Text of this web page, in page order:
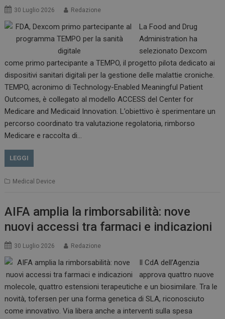
30 Luglio 2026 Redazione
La Food and Drug
Administration ha
selezionato Dexcom
come primo partecipante a TEMPO, il progetto pilota dedicato ai
dispositivi sanitari digitali per la gestione delle malattie croniche.
TEMPO, acronimo di Technology-Enabled Meaningful Patient
Outcomes, è collegato al modello ACCESS del Center for
Medicare and Medicaid Innovation. L’obiettivo è sperimentare un
percorso coordinato tra valutazione regolatoria, rimborso
Medicare e raccolta di…
LEGGI
Medical Device
AIFA amplia la rimborsabilità: nove
nuovi accessi tra farmaci e indicazioni
30 Luglio 2026 Redazione
Il CdA dell’Agenzia
approva quattro nuove
molecole, quattro estensioni terapeutiche e un biosimilare. Tra le
novità, tofersen per una forma genetica di SLA, riconosciuto
come innovativo. Via libera anche a interventi sulla spesa
__Secure-YNID
VISITOR_PRIVACY_METADATA
Google LLC
.youtube.com